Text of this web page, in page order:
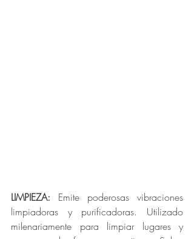
LIMPIEZA: Emite poderosas vibraciones
limpiadoras y purificadoras. Utilizado
milenariamente para limpiar lugares y